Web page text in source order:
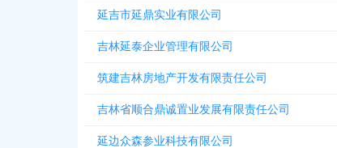
延吉市延鼎实业有限公司
吉林延泰企业管理有限公司
筑建吉林房地产开发有限责任公司
吉林省顺合鼎诚置业发展有限责任公司
延边众森参业科技有限公司